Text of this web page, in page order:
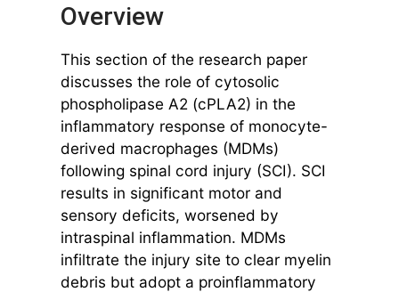
Overview
This section of the research paper
discusses the role of cytosolic
phospholipase A2 (cPLA2) in the
inflammatory response of monocyte-
derived macrophages (MDMs)
following spinal cord injury (SCI). SCI
results in significant motor and
sensory deficits, worsened by
intraspinal inflammation. MDMs
infiltrate the injury site to clear myelin
debris but adopt a proinflammatory